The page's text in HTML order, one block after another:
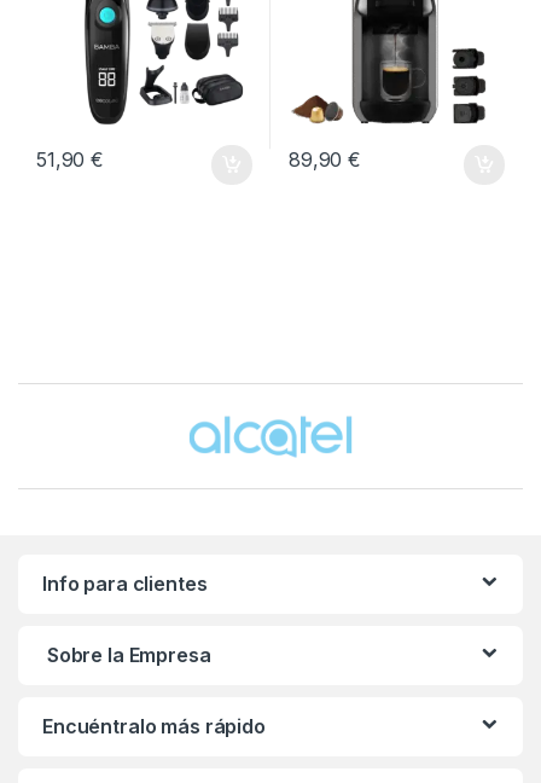
51,90€ 89,90€
Brands Carousel
Info para clientes
Sobre la Empresa
Encuéntralo más rápido